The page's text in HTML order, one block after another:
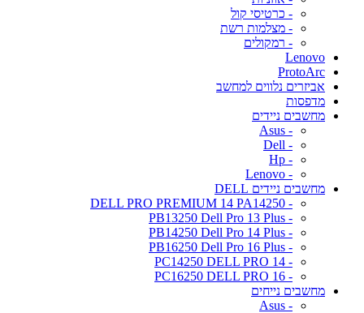
- כרטיסי קול
- מצלמות רשת
- רמקולים
Lenovo
ProtoArc
אביזרים נלווים למחשב
מדפסות
מחשבים ניידים
- Asus
- Dell
- Hp
- Lenovo
מחשבים ניידים DELL
- DELL PRO PREMIUM 14 PA14250
- PB13250 Dell Pro 13 Plus
- PB14250 Dell Pro 14 Plus
- PB16250 Dell Pro 16 Plus
- PC14250 DELL PRO 14
- PC16250 DELL PRO 16
מחשבים נייחים
- Asus